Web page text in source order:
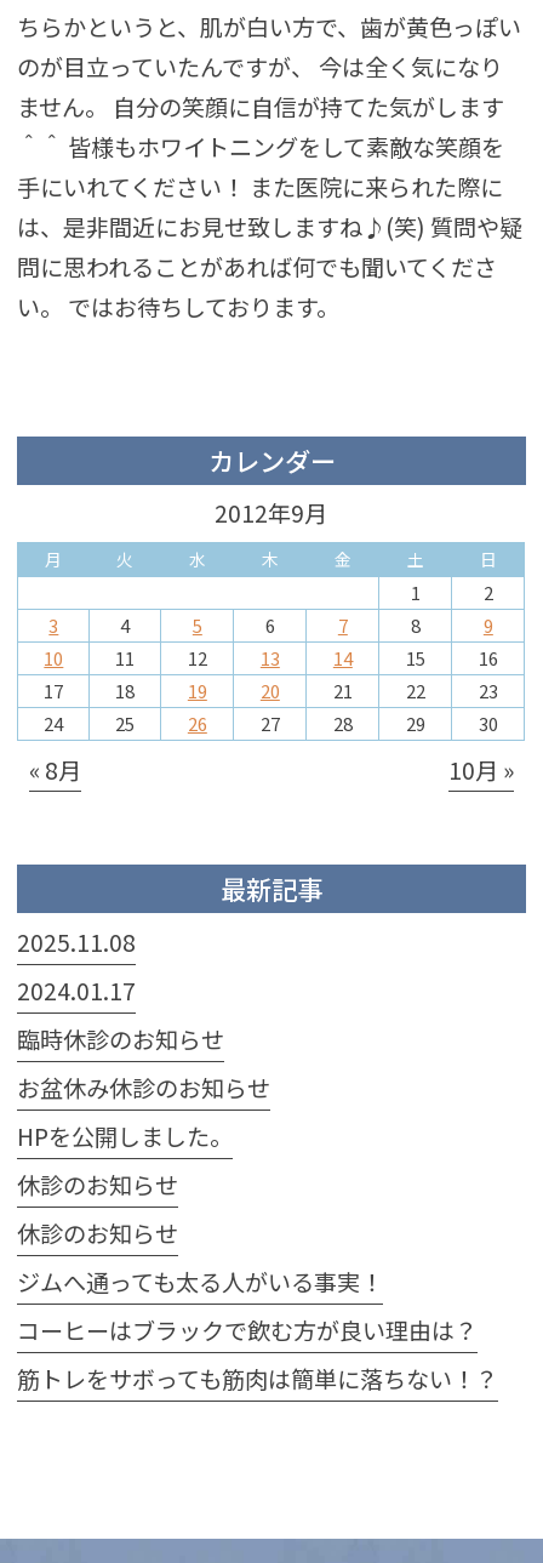
ちらかというと、肌が白い方で、歯が黄色っぽい
のが目立っていたんですが、 今は全く気になり
ません。 自分の笑顔に自信が持てた気がします
＾＾ 皆様もホワイトニングをして素敵な笑顔を
手にいれてください！ また医院に来られた際に
は、是非間近にお見せ致しますね♪(笑) 質問や疑
問に思われることがあれば何でも聞いてくださ
い。 ではお待ちしております。
カレンダー
2012年9月
月 火 水 木 金 土 日
1
2
3
4 5 6 7 8
9
10
11 12 13 14 15
16
17
18 19 20 21 22
23
24
25 26 27 28 29 30
« 8月 10月 »
最新記事
2025.11.08
2024.01.17
臨時休診のお知らせ
お盆休み休診のお知らせ
HPを公開しました。
休診のお知らせ
休診のお知らせ
ジムへ通っても太る人がいる事実！
コーヒーはブラックで飲む方が良い理由は？
筋トレをサボっても筋肉は簡単に落ちない！？